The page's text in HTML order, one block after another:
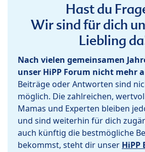
Hast du
Wir sind für dich
Liebling
Nach vielen gemeinsamen
unser HiPP Forum nicht mehr
Beiträge oder Antworten sind
möglich. Die zahlreichen,
Mamas und Experten bleiben
und sind weiterhin für dich
auch künftig die bestmögliche
bekommst, steht dir unser HiPP